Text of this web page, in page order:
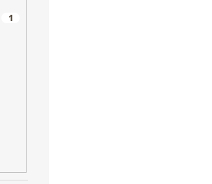
1